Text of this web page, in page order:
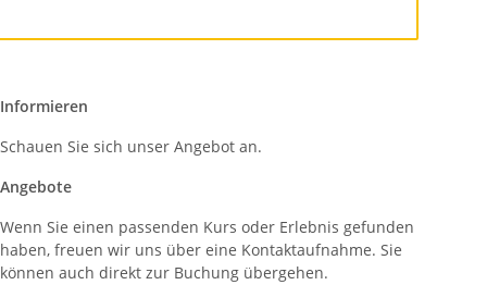
Informieren
Schauen Sie sich unser Angebot an.
Angebote
Wenn Sie einen passenden Kurs oder Erlebnis gefunden
haben, freuen wir uns über eine Kontaktaufnahme. Sie
können auch direkt zur Buchung übergehen.